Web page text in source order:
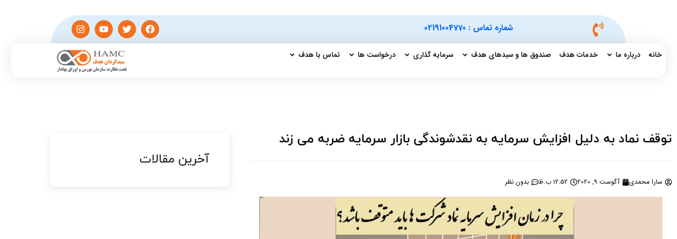
شماره تماس : 02191004770
خانه درباره ما خدمات هدف صندوق ها و سبدهای هدف سرمایه گذاری درخواست ها تماس با هدف
توقف نماد به دلیل افزایش سرمایه به نقدشوندگی بازار سرمایه ضربه می زند
سارا محمدی آگوست 9, 2020 12:52 ب.ظ بدون نظر
آخرین مقالات​